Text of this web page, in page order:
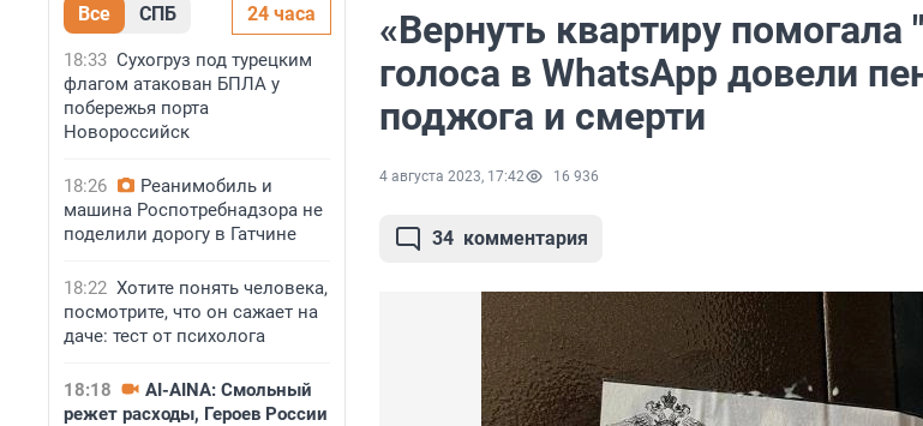
Все СПБ 24 часа
18:33 Сухогруз под турецким
флагом атакован БПЛА у
побережья порта
Новороссийск
18:26
Реанимобиль и
машина Роспотребнадзора не
поделили дорогу в Гатчине
18:22 Хотите понять человека,
посмотрите, что он сажает на
даче: тест от психолога
18:18
AI-AINA: Смольный
режет расходы, Героев России
«Вернуть квартиру
голоса в WhatsApp довели
поджога и смерти
4 августа 2023, 17:42 16 936
34 комментария